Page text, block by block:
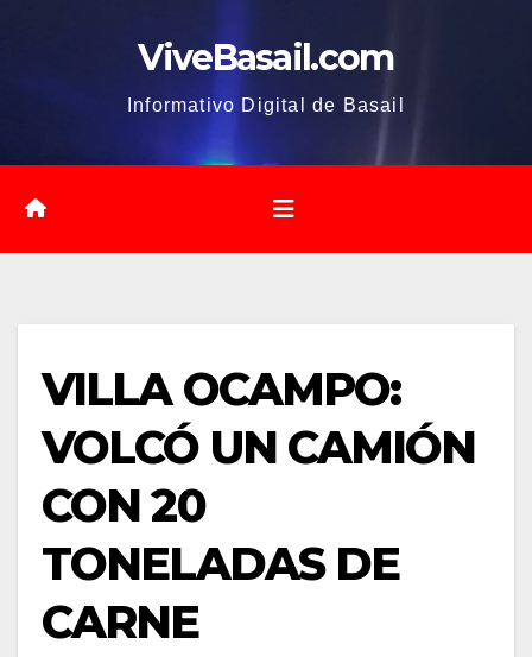
ViveBasail.com
Informativo Digital de Basail
VILLA OCAMPO:
VOLCÓ UN CAMIÓN
CON 20
TONELADAS DE
CARNE